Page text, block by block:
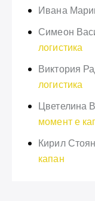
Ивана
Симеон
логистика
Виктория
логистика
Цветелина
момент е
Кирил
капан